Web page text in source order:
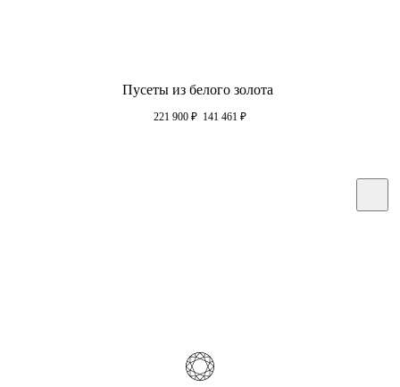
Пусеты из белого золота
221 900 ₽ 141 461 ₽